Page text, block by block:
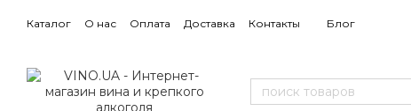
Каталог О нас Оплата Доставка Контакты Блог